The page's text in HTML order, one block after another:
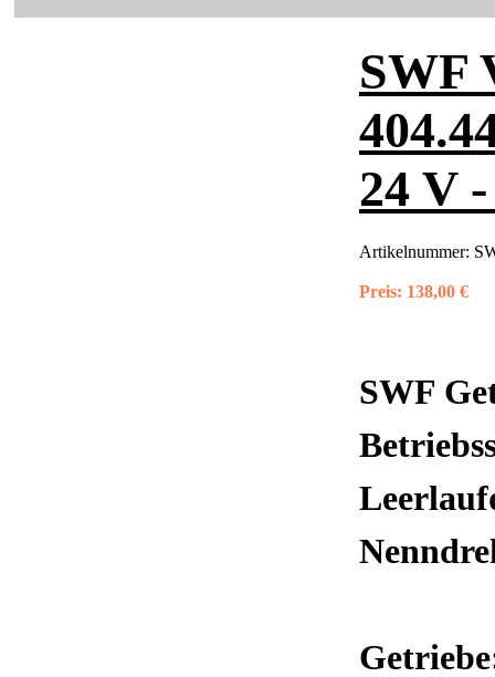
SWF
24 V
Artikelnummer:
Preis: 138,00 €
SWF